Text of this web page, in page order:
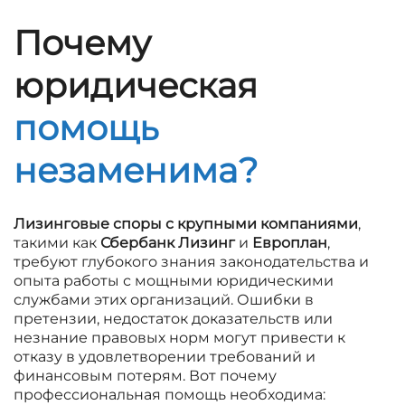
Почему
юридическая
помощь
незаменима?
Лизинговые споры с крупными компаниями,
такими как Сбербанк Лизинги Европлан,
требуют глубокого знания законодательства и
опыта работы с мощными юридическими
службами этих организаций. Ошибки в
претензии, недостаток доказательств или
незнание правовых норм могут привести к
отказу в удовлетворении требований и
финансовым потерям. Вот почему
профессиональная помощь необходима: